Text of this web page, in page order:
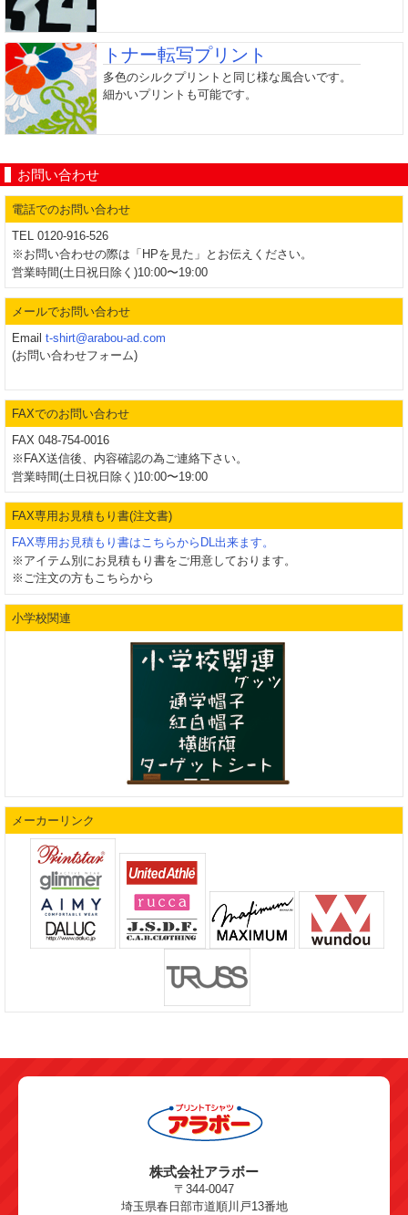
トナー転写プリント
多色のシルクプリントと同じ様な風合いです。
細かいプリントも可能です。
お問い合わせ
電話でのお問い合わせ
TEL 0120-916-526
※お問い合わせの際は「HPを見た」とお伝えください。
営業時間(土日祝日除く)10:00〜19:00
メールでお問い合わせ
Email t-shirt@arabou-ad.com
(お問い合わせフォーム)
FAXでのお問い合わせ
FAX 048-754-0016
※FAX送信後、内容確認の為ご連絡下さい。
営業時間(土日祝日除く)10:00〜19:00
FAX専用お見積もり書(注文書)
FAX専用お見積もり書はこちらからDL出来ます。
※アイテム別にお見積もり書をご用意しております。
※ご注文の方もこちらから
小学校関連
メーカーリンク
株式会社アラボー
〒344-0047
埼玉県春日部市道順川戸13番地